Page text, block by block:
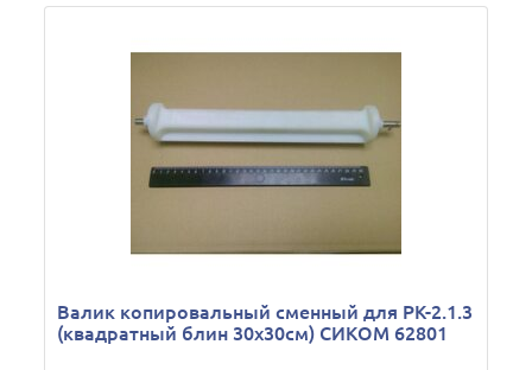
Валик копировальный сменный для РК-2.1.3
(квадратный блин 30х30см) СИКОМ 62801